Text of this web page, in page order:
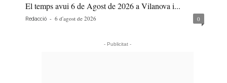
El temps avui 6 de Agost de 2026 a Vilanova i...
Redacció - 6 d'agost de 2026 0
- Publicitat -